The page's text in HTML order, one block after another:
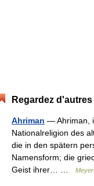
Regardez
Ahriman — Ahriman,
Nationalreligion des
die in den spätern
Namensform; die
Geist ihrer… …